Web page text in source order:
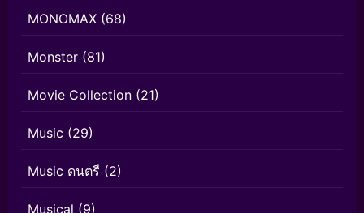
MONOMAX (68)
Monster (81)
Movie Collection (21)
Music (29)
Music ดนตรี (2)
Musical (9)